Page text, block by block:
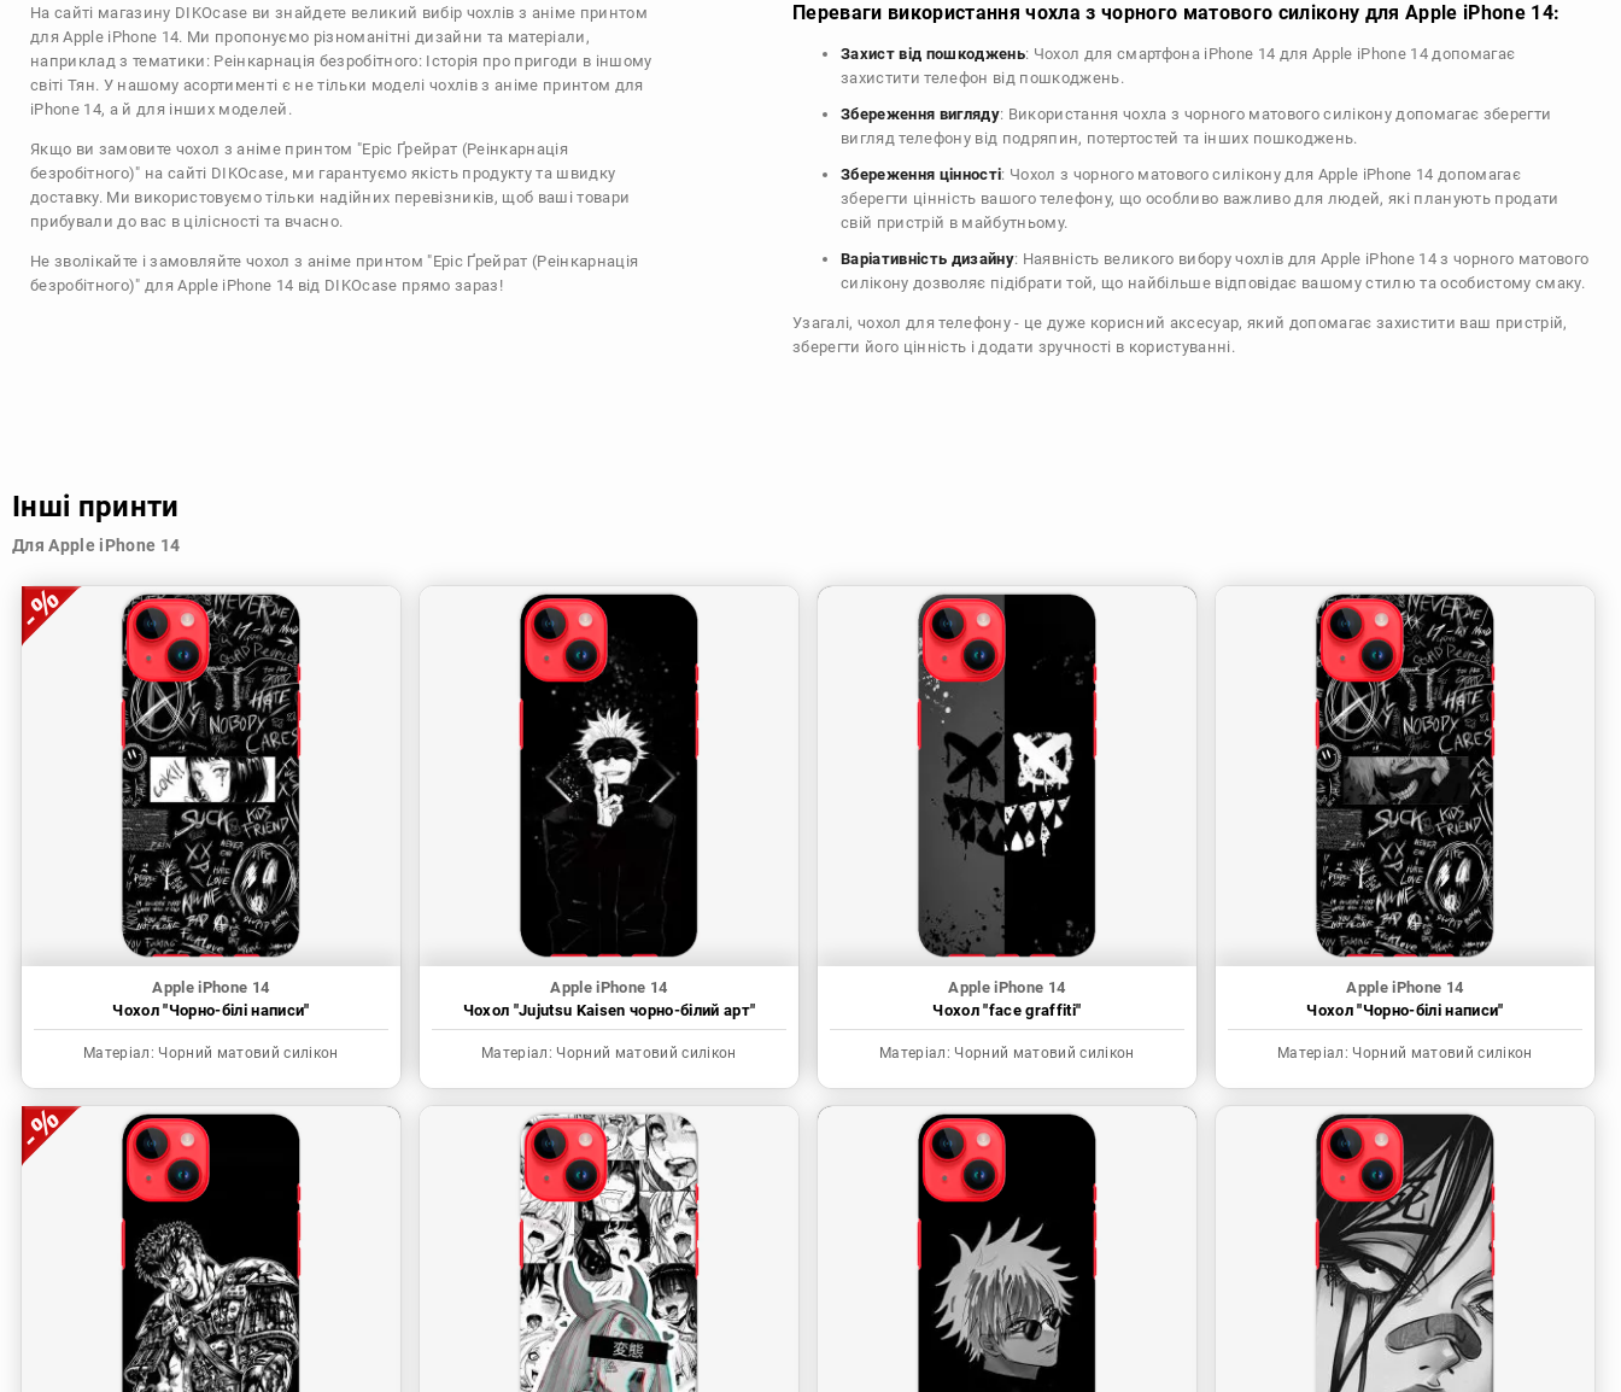
На сайті магазину DIKOcase ви знайдете великий вибір чохлів з аніме принтом
для Apple iPhone 14. Ми пропонуємо різноманітні дизайни та матеріали,
наприклад з тематики: Реінкарнація безробітного: Історія про пригоди в іншому
світі Тян. У нашому асортименті є не тільки моделі чохлів з аніме принтом для
iPhone 14, а й для інших моделей.
Якщо ви замовите чохол з аніме принтом "Еріс Ґрейрат (Реінкарнація
безробітного)" на сайті DIKOcase, ми гарантуємо якість продукту та швидку
доставку. Ми використовуємо тільки надійних перевізників, щоб ваші товари
прибували до вас в цілісності та вчасно.
Не зволікайте і замовляйте чохол з аніме принтом "Еріс Ґрейрат (Реінкарнація
безробітного)" для Apple iPhone 14 від DIKOcase прямо зараз!
Переваги використання чохла з чорного матового силікону для Apple iPhone 14:
Захист від пошкоджень: Чохол для смартфона iPhone 14 для Apple iPhone 14 допомагає
захистити телефон від пошкоджень.
Збереження вигляду: Використання чохла з чорного матового силікону допомагає зберегти
вигляд телефону від подряпин, потертостей та інших пошкоджень.
Збереження цінності: Чохол з чорного матового силікону для Apple iPhone 14 допомагає
зберегти цінність вашого телефону, що особливо важливо для людей, які планують продати
свій пристрій в майбутньому.
Варіативність дизайну: Наявність великого вибору чохлів для Apple iPhone 14 з чорного матового
силікону дозволяє підібрати той, що найбільше відповідає вашому стилю та особистому смаку.
Узагалі, чохол для телефону - це дуже корисний аксесуар, який допомагає захистити ваш пристрій,
зберегти його цінність і додати зручності в користуванні.
Інші принти
Для Apple iPhone 14
Apple iPhone 14
Чохол "Чорно-білі написи"
Матеріал: Чорний матовий силікон
Apple iPhone 14
Чохол "Jujutsu Kaisen чорно-білий арт"
Матеріал: Чорний матовий силікон
Apple iPhone 14
Чохол "face graffiti"
Матеріал: Чорний матовий силікон
Apple iPhone 14
Чохол "Чорно-білі написи"
Матеріал: Чорний матовий силікон